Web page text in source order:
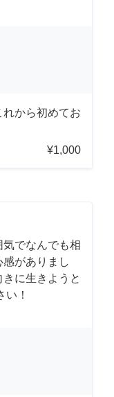
から初めてお
¥1,000
でなんでも相
がありまし
に生きようと
！